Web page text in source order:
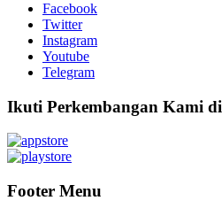
Facebook
Twitter
Instagram
Youtube
Telegram
Ikuti Perkembangan Kami di
Footer Menu